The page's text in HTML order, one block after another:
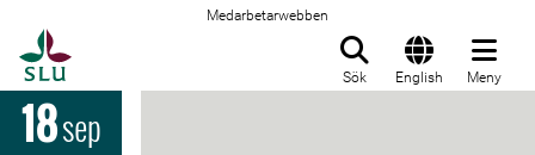
Medarbetarwebben
Sök English Meny
18sep